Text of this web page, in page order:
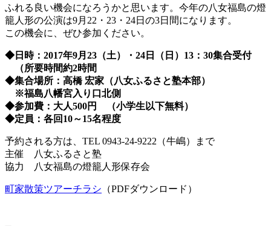
ふれる良い機会になろうかと思います。今年の八女福島の燈
籠人形の公演は9月22・23・24日の3日間になります。
この機会に、ぜひ参加ください。
◆ 日時： 2017年9月 23 （土）・ 24 日（日） 13：30集合受付
（所要時間約2時間
◆集合場所：高橋 宏家（八女ふるさと塾本部）
※福島八幡宮入り口北側
◆参加費：大人500円 （小学生以下無料）
◆定員：各回 10～15名程度
予約される方は、TEL 0943-24-9222 （牛嶋）まで
主催 八女ふるさと塾
協力 八女福島の燈籠人形保存会
町家散策ツアーチラシ （PDFダウンロード）